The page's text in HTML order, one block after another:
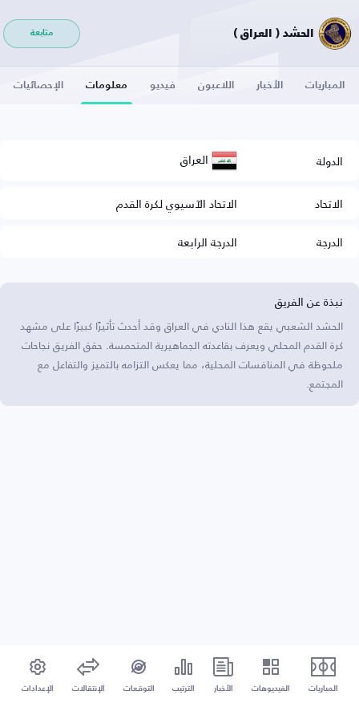
الحشد ( العراق ) متابعة
المباريات الأخبار اللاعبون فيديو معلومات الإحصائيات
الدولة العراق
الاتحاد
الاتحاد الآسيوي لكرة القدم
الدرجة
الدرجة الرابعة
نبذة عن الفريق
الحشد الشعبي يقع هذا النادي في العراق وقد أحدث تأثيرًا كبيرًا على مشهد
كرة القدم المحلي ويعرف بقاعدته الجماهيرية المتحمسة. حقق الفريق نجاحات
ملحوظة في المنافسات المحلية، مما يعكس التزامه بالتميز والتفاعل مع
المجتمع.
المباريات الفيديوهات الأخبار الترتيب التوقعات الإنتقالات الإعدادات